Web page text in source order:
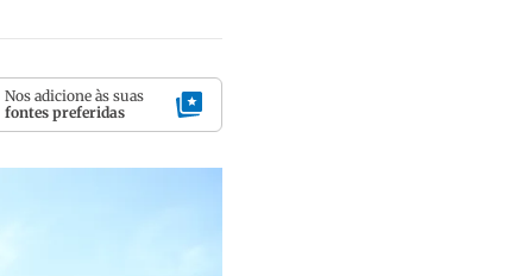
Nos adicione às suas
fontes preferidas